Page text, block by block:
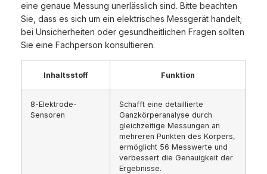
eine genaue Messung unerlässlich sind. Bitte beachten
Sie, dass es sich um ein elektrisches Messgerät handelt;
bei Unsicherheiten oder gesundheitlichen Fragen sollten
Sie eine Fachperson konsultieren.
Inhaltsstoff Funktion
8-Elektrode-
Sensoren
Schafft eine detaillierte
Ganzkörperanalyse durch
gleichzeitige Messungen an
mehreren Punkten des Körpers,
ermöglicht 56 Messwerte und
verbessert die Genauigkeit der
Ergebnisse.